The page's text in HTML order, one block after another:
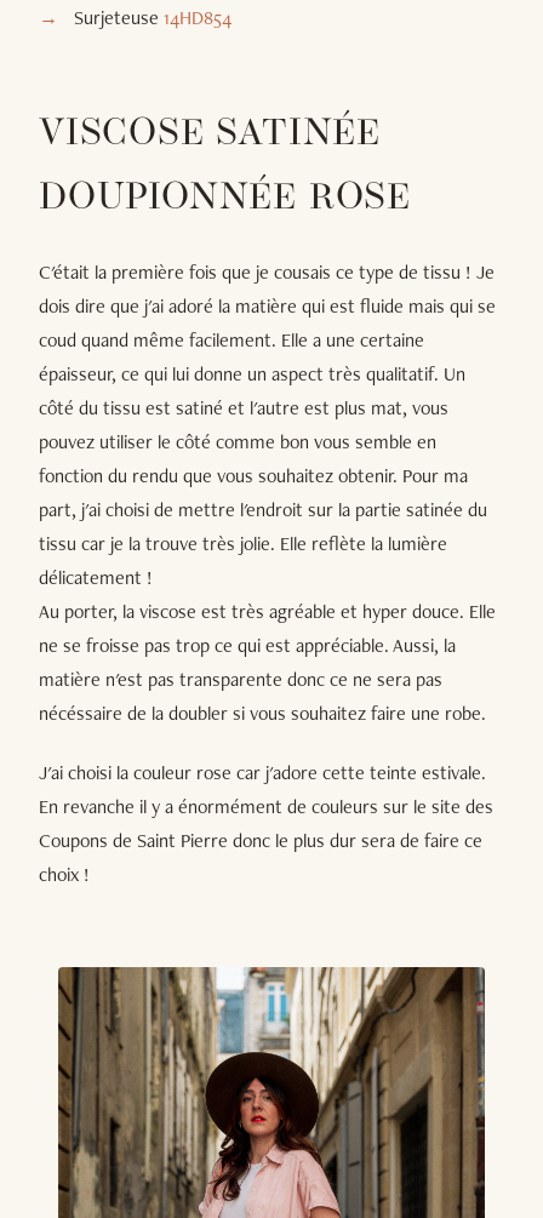
Surjeteuse 14HD854
VISCOSE SATINÉE
DOUPIONNÉE ROSE
C'était la première fois que je cousais ce type de tissu ! Je
dois dire que j'ai adoré la matière qui est fluide mais qui se
coud quand même facilement. Elle a une certaine
épaisseur, ce qui lui donne un aspect très qualitatif. Un
côté du tissu est satiné et l'autre est plus mat, vous
pouvez utiliser le côté comme bon vous semble en
fonction du rendu que vous souhaitez obtenir. Pour ma
part, j'ai choisi de mettre l'endroit sur la partie satinée du
tissu car je la trouve très jolie. Elle reflète la lumière
délicatement !
Au porter, la viscose est très agréable et hyper douce. Elle
ne se froisse pas trop ce qui est appréciable. Aussi, la
matière n'est pas transparente donc ce ne sera pas
nécéssaire de la doubler si vous souhaitez faire une robe.
J'ai choisi la couleur rose car j'adore cette teinte estivale.
En revanche il y a énormément de couleurs sur le site des
Coupons de Saint Pierre donc le plus dur sera de faire ce
choix !